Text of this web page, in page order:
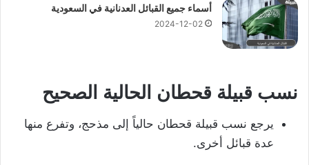
أسماء جميع القبائل العدنانية في السعودية
2024-12-02
نسب قبيلة قحطان الحالية الصحيح
يرجع نسب قبيلة قحطان حالياً إلى مذحج، وتفرع منها
عدة قبائل أخرى.